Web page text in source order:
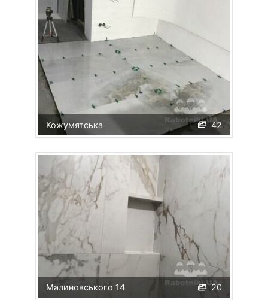
42
Кожумятська
20
Малиновського 14